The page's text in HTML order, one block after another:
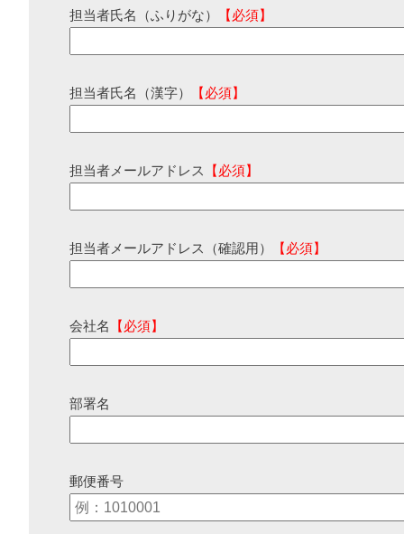
担当者氏名（ふりがな） 【必須】
担当者氏名（漢字） 【必須】
担当者メールアドレス 【必須】
担当者メールアドレス（確認用） 【必須】
会社名 【必須】
部署名
郵便番号